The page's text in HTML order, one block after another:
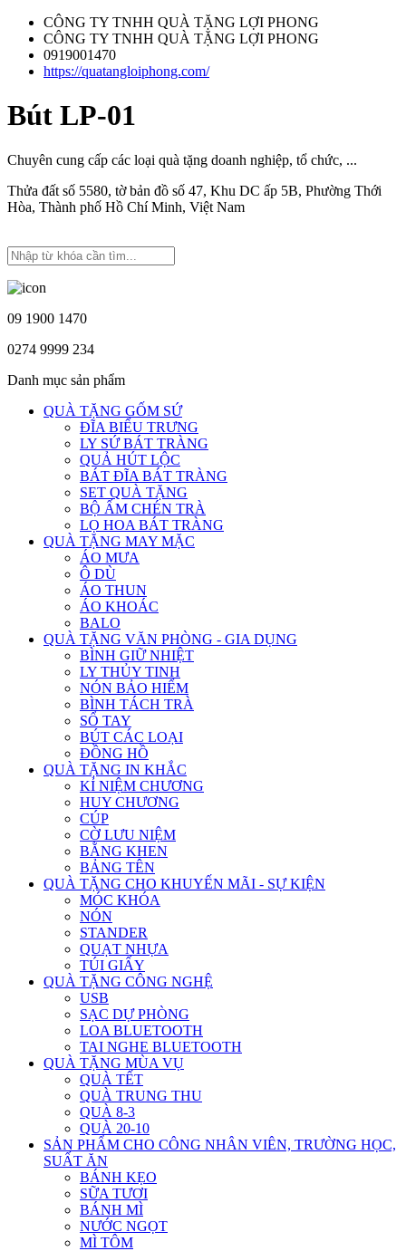
CÔNG TY TNHH QUÀ TẶNG LỢI PHONG
CÔNG TY TNHH QUÀ TẶNG LỢI PHONG
0919001470
https://quatangloiphong.com/
Bút LP-01
Chuyên cung cấp các loại quà tặng doanh nghiệp, tổ chức, ...
Thửa đất số 5580, tờ bản đồ số 47, Khu DC ấp 5B, Phường Thới
Hòa, Thành phố Hồ Chí Minh, Việt Nam
09 1900 1470
0274 9999 234
Danh mục sản phẩm
QUÀ TẶNG GỐM SỨ
ĐĨA BIỂU TRƯNG
LY SỨ BÁT TRÀNG
QUẢ HÚT LỘC
BÁT ĐĨA BÁT TRÀNG
SET QUÀ TẶNG
BỘ ẤM CHÉN TRÀ
LỌ HOA BÁT TRÀNG
QUÀ TẶNG MAY MẶC
ÁO MƯA
Ô DÙ
ÁO THUN
ÁO KHOÁC
BALO
QUÀ TẶNG VĂN PHÒNG - GIA DỤNG
BÌNH GIỮ NHIỆT
LY THỦY TINH
NÓN BẢO HIỂM
BÌNH TÁCH TRÀ
SỔ TAY
BÚT CÁC LOẠI
ĐỒNG HỒ
QUÀ TẶNG IN KHẮC
KỈ NIỆM CHƯƠNG
HUY CHƯƠNG
CÚP
CỜ LƯU NIỆM
BẰNG KHEN
BẢNG TÊN
QUÀ TẶNG CHO KHUYẾN MÃI - SỰ KIỆN
MÓC KHÓA
NÓN
STANDER
QUẠT NHỰA
TÚI GIẤY
QUÀ TẶNG CÔNG NGHỆ
USB
SẠC DỰ PHÒNG
LOA BLUETOOTH
TAI NGHE BLUETOOTH
QUÀ TẶNG MÙA VỤ
QUÀ TẾT
QUÀ TRUNG THU
QUÀ 8-3
QUÀ 20-10
SẢN PHẨM CHO CÔNG NHÂN VIÊN, TRƯỜNG HỌC,
SUẤT ĂN
BÁNH KẸO
SỮA TƯƠI
BÁNH MÌ
NƯỚC NGỌT
MÌ TÔM